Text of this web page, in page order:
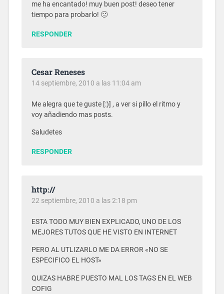
me ha encantado! muy buen post! deseo tener
tiempo para probarlo! 🙂
RESPONDER
Cesar Reneses
14 septiembre, 2010 a las 11:04 am
Me alegra que te guste [:)] , a ver si pillo el ritmo y
voy añadiendo mas posts.
Saludetes
RESPONDER
http://
22 septiembre, 2010 a las 2:18 pm
ESTA TODO MUY BIEN EXPLICADO, UNO DE LOS
MEJORES TUTOS QUE HE VISTO EN INTERNET
PERO AL UTLIZARLO ME DA ERROR «NO SE
ESPECIFICO EL HOST»
QUIZAS HABRE PUESTO MAL LOS TAGS EN EL WEB
COFIG